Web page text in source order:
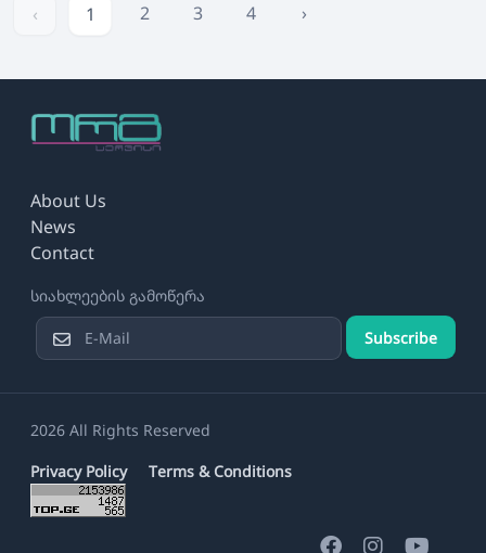
‹ 1 2 3 4 ›
About Us
News
Contact
სიახლეების გამოწერა
Subscribe
2026 All Rights Reserved
Privacy Policy
Terms & Conditions